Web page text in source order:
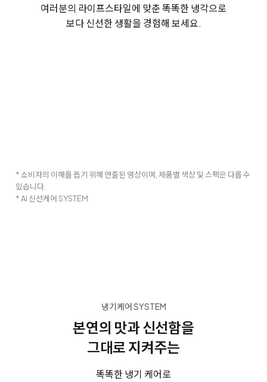
여러분의 라이프스타일에 맞춘 똑똑한 냉각으로
보다 신선한 생활을 경험해 보세요.
* 소비자의 이해를 돕기 위해 연출된 영상이며, 제품별 색상 및 스펙은 다를 수
있습니다.
* AI 신선케어 SYSTEM
냉기케어 SYSTEM
본연의 맛과 신선함을
그대로 지켜주는
똑똑한 냉기 케어로